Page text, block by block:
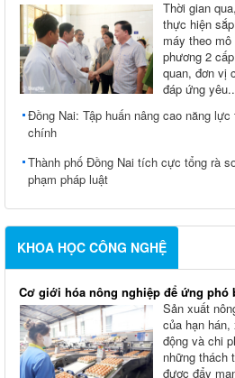
Thời gian
thực hiện
máy theo
phương 2
quan, đơn vị
đáp ứng
Đồng Nai: Tập huấn nâng cao năng
chính
Thành phố Đồng Nai tích cực tổng rà
phạm pháp luật
KHOA HỌC CÔNG NGHỆ
Cơ giới hóa nông nghiệp để ứng phó
Sản xuất
của hạn
động và chi
những thách
được đẩy